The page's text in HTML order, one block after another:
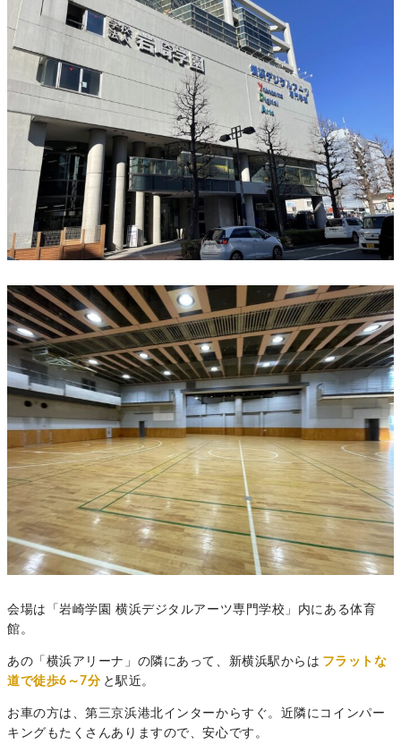
会場は「岩崎学園 横浜デジタルアーツ専門学校」内にある体育
館。
あの「横浜アリーナ」の隣にあって、新横浜駅からは フラットな
道で徒歩6～7分 と駅近。
お車の方は、第三京浜港北インターからすぐ。近隣にコインパー
キングもたくさんありますので、安心です。